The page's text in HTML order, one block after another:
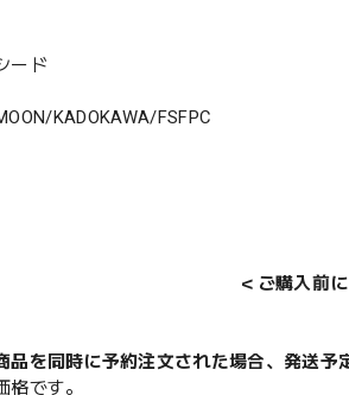
ード
KADOKAWA/FSFPC
＜ご購入前
品を同時に予約注文された場合、発送
格です。